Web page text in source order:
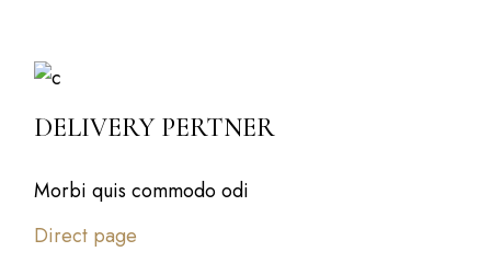
DELIVERY PERTNER
Morbi quis commodo odi
Direct page